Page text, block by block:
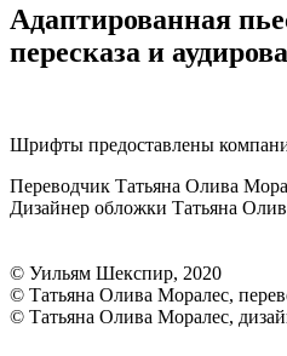
Адаптированная
пересказа и
Шрифты предоставлены
Переводчик Татьяна Олива
Дизайнер обложки Татьяна
© Уильям Шекспир, 2020
© Татьяна Олива Моралес,
© Татьяна Олива Моралес,